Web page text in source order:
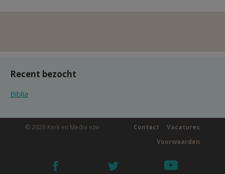
Recent bezocht
Biblia
© 2026 Kerk en Media vzw Vacatures
Contact
Voorwaarden